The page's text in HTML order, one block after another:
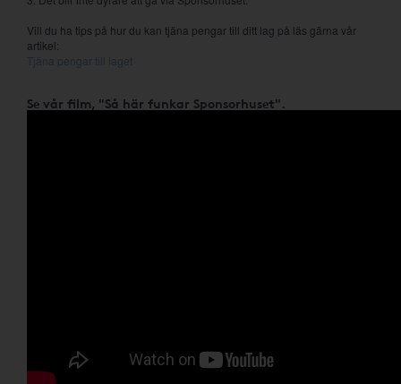
Vill du ha tips på hur du kan tjäna pengar till ditt lag på läs gärna vår
artikel:
Tjäna pengar till laget
Se vår film, "Så här funkar Sponsorhuset".